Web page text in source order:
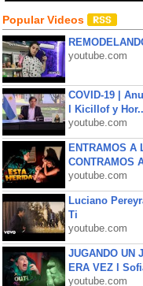
Popular Videos
youtube.com
COVID-19 |
l Kicillof y
youtube.com
ENTRAMOS A
CONTRAMOS
youtube.com
Luciano
Ti
youtube.com
JUGANDO UN
ERA VEZ l
youtube.com